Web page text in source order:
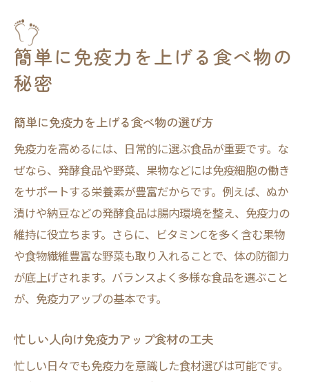
簡単に免疫力を上げる食べ物の
秘密
簡単に免疫力を上げる食べ物の選び方
免疫力を高めるには、日常的に選ぶ食品が重要です。な
ぜなら、発酵食品や野菜、果物などには免疫細胞の働き
をサポートする栄養素が豊富だからです。例えば、ぬか
漬けや納豆などの発酵食品は腸内環境を整え、免疫力の
維持に役立ちます。さらに、ビタミンCを多く含む果物
や食物繊維豊富な野菜も取り入れることで、体の防御力
が底上げされます。バランスよく多様な食品を選ぶこと
が、免疫力アップの基本です。
忙しい人向け免疫力アップ食材の工夫
忙しい日々でも免疫力を意識した食材選びは可能です。